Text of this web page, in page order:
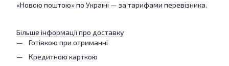
«Новою поштою» по Україні — за тарифами перевізника.
Більше інформації про доставку
Готівкою при отриманні
Кредитною карткою